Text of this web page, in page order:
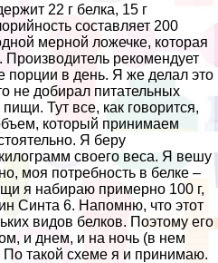
22 г белка, 15 г
составляет 200
мерной ложечке, которая
Производитель рекомендует
порции в день. Я же делал это
не добирал питательных
Тут все, как говорится,
который принимаем
Я беру
своего веса. Я вешу
моя потребность в белке –
я набираю примерно 100 г,
Синта 6. Напомню, что этот
видов белков. Поэтому его
и днем, и на ночь (в нем
По такой схеме я и принимаю.